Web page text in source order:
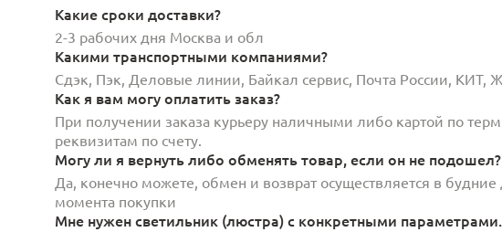
Какие сроки доставки?
2-3 рабочих дня Москва и обл
Какими транспортными компаниями?
Сдэк, Пэк, Деловые линии, Байкал сервис, Почта России, КИТ,
Как я вам могу оплатить заказ?
При получении заказа курьеру наличными либо картой по
реквизитам по счету.
Могу ли я вернуть либо обменять товар, если он не подошел?
Да, конечно можете, обмен и возврат осуществляется в
момента покупки
Мне нужен светильник (люстра) с конкретными